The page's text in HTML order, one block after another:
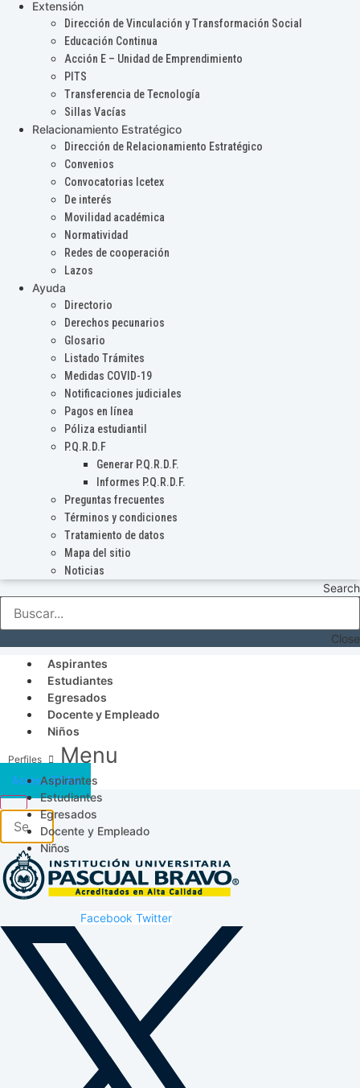
Extensión
Dirección de Vinculación y Transformación Social
Educación Continua
Acción E – Unidad de Emprendimiento
PITS
Transferencia de Tecnología
Sillas Vacías
Relacionamiento Estratégico
Dirección de Relacionamiento Estratégico
Convenios
Convocatorias Icetex
De interés
Movilidad académica
Normatividad
Redes de cooperación
Lazos
Ayuda
Directorio
Derechos pecunarios
Glosario
Listado Trámites
Medidas COVID-19
Notificaciones judiciales
Pagos en línea
Póliza estudiantil
P.Q.R.D.F
Generar P.Q.R.D.F.
Informes P.Q.R.D.F.
Preguntas frecuentes
Términos y condiciones
Tratamiento de datos
Mapa del sitio
Noticias
Search
Close
Aspirantes
Estudiantes
Egresados
Docente y Empleado
Niños
Menu
Aspirantes
Estudiantes
Egresados
Docente y Empleado
Niños
Acceso SICAU
Facebook Twitter